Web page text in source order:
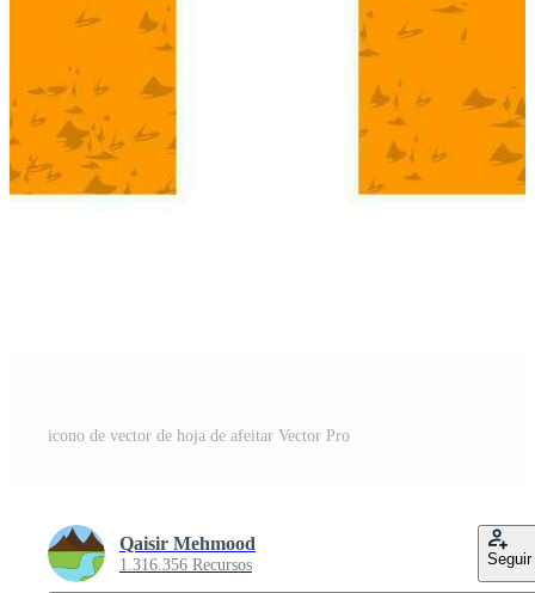
icono de vector de hoja de afeitar Vector Pro
Qaisir Mehmood
1.316.356 Recursos Seguir